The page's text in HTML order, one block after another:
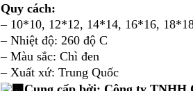
Quy cách:
– 10*10, 12*12, 14*14, 16*16,
– Nhiệt độ: 260 độ C
– Màu sắc: Chì đen
– Xuất xứ: Trung Quốc